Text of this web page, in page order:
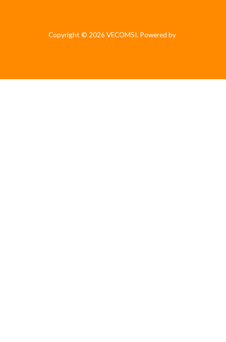
Copyright © 2026 VECOMSI. Powered by